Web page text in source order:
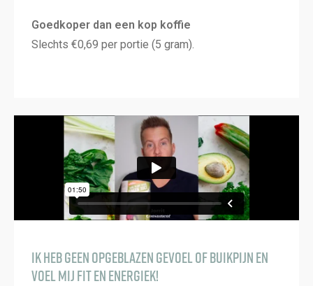
Goedkoper dan een kop koffie
Slechts €0,69 per portie (5 gram).
Ik heb geen opgeblazen gevoel of buikpijn en
voel mij fit en energiek!